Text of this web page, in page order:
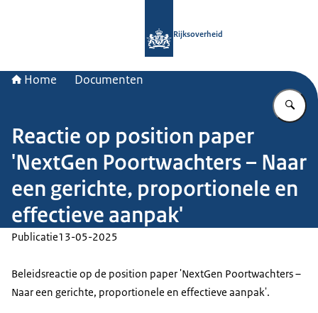
Rijksoverheid
Home Documenten
Reactie op position paper
'NextGen Poortwachters – Naar
een gerichte, proportionele en
effectieve aanpak'
Publicatie13-05-2025
Beleidsreactie op de position paper 'NextGen Poortwachters –
Naar een gerichte, proportionele en effectieve aanpak'.